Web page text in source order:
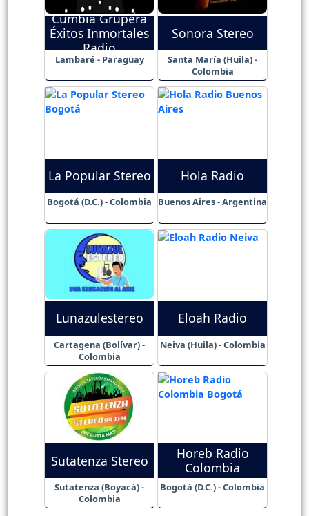
Cumbia Grupera
Éxitos Inmortales
Radio
Lambaré - Paraguay
Sonora Stereo
Santa María (Huila) -
Colombia
La Popular Stereo
Bogotá (D.C.) - Colombia
Hola Radio
Buenos Aires - Argentina
Lunazulestereo
Cartagena (Bolívar) -
Colombia
Eloah Radio
Neiva (Huila) - Colombia
Sutatenza Stereo
Sutatenza (Boyacá) -
Colombia
Horeb Radio
Colombia
Bogotá (D.C.) - Colombia